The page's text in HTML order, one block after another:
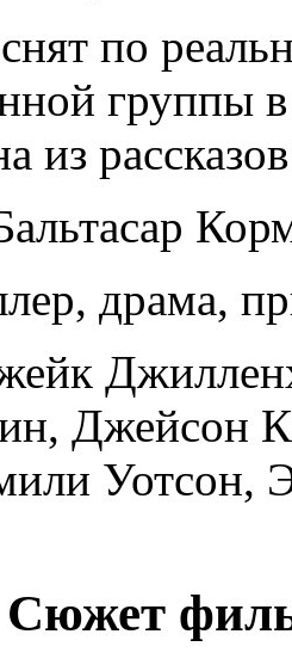
по
группы
из
драма,
Джейсон
Уотсон,
Сюжет